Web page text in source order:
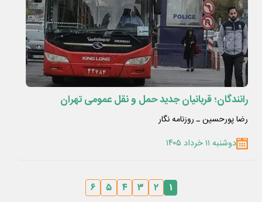
رانندگان؛ قربانیان جدید حمل و نقل عمومی تهران
رضا پورحسین ـ روزنامه نگار
دوشنبه ۱۱ خرداد ۱۴۰۵
۱ ۲ ۳ ۴ ۵ ۶